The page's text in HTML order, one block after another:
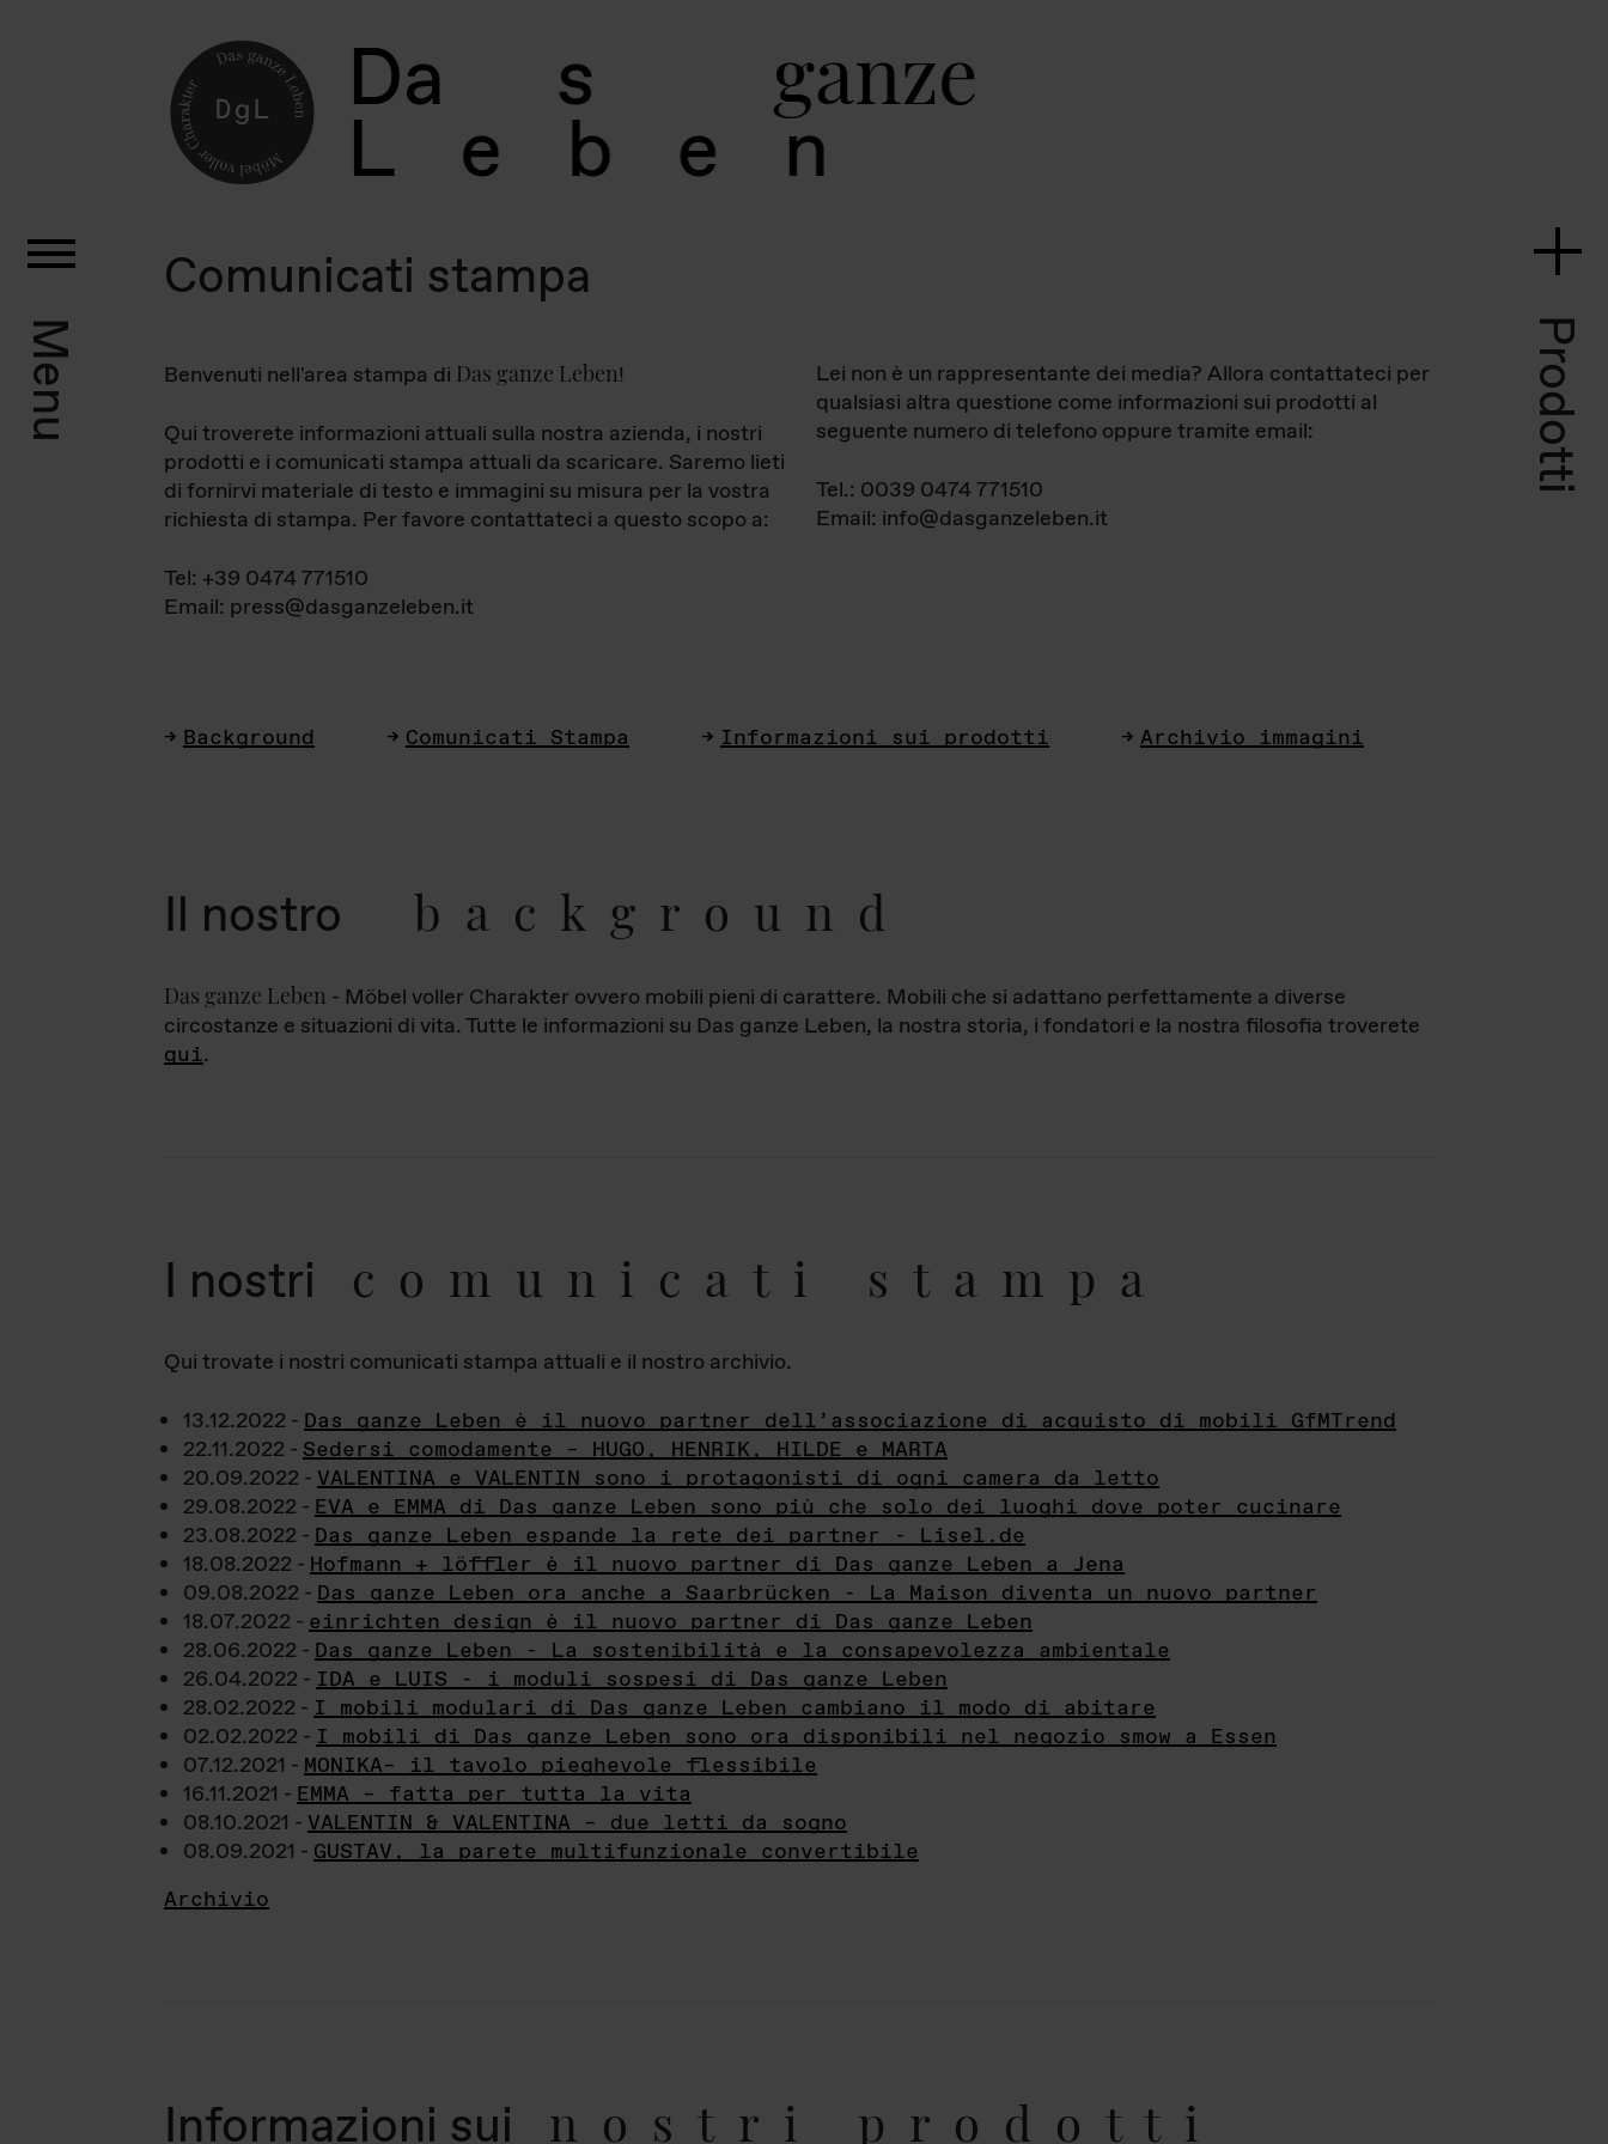
Da s ganz
L e b e
Menu Prodotti
Comunicati stampa
Benvenuti nell'area stampa di Das ganze Leben!
Qui troverete informazioni attuali sulla nostra azienda, i nostri
prodotti e i comunicati stampa attuali da scaricare. Saremo lieti
di fornirvi materiale di testo e immagini su misura per la vostra
richiesta di stampa. Per favore contattateci a questo scopo a:
Tel: +39 0474 771510
Email: press@dasganzeleben.it
Lei non è un rappresentante dei media? Allora contattateci per
qualsiasi altra questione come informazioni sui prodotti al
seguente numero di telefono oppure tramite email:
Tel.: 0039 0474 771510
Email: info@dasganzeleben.it
Background Comunicati Stampa Informazioni sui prodotti Archivio immagini
Il nostro background
Das ganze Leben - Möbel voller Charakter ovvero mobili pieni di carattere. Mobili che si adattano perfettamente a diverse
circostanze e situazioni di vita. Tutte le informazioni su Das ganze Leben, la nostra storia, i fondatori e la nostra filosofia troverete
qui.
I nostri comunicati stampa
Qui trovate i nostri comunicati stampa attuali e il nostro archivio.
13.12.2022 - Das ganze Leben è il nuovo partner dell’associazione di acquisto di mobili GfMTrend
22.11.2022 - Sedersi comodamente – HUGO, HENRIK, HILDE e MARTA
20.09.2022 - VALENTINA e VALENTIN sono i protagonisti di ogni camera da letto
29.08.2022 - EVA e EMMA di Das ganze Leben sono più che solo dei luoghi dove poter cucinare
23.08.2022 - Das ganze Leben espande la rete dei partner - Lisel.de
18.08.2022 - Hofmann + löffler è il nuovo partner di Das ganze Leben a Jena
09.08.2022 - Das ganze Leben ora anche a Saarbrücken - La Maison diventa un nuovo partner
18.07.2022 - einrichten design è il nuovo partner di Das ganze Leben
28.06.2022 - Das ganze Leben - La sostenibilità e la consapevolezza ambientale
26.04.2022 - IDA e LUIS - i moduli sospesi di Das ganze Leben
28.02.2022 - I mobili modulari di Das ganze Leben cambiano il modo di abitare
02.02.2022 - I mobili di Das ganze Leben sono ora disponibili nel negozio smow a Essen
07.12.2021 - MONIKA– il tavolo pieghevole flessibile
16.11.2021 - EMMA – fatta per tutta la vita
08.10.2021 - VALENTIN & VALENTINA – due letti da sogno
08.09.2021 - GUSTAV, la parete multifunzionale convertibile
Archivio
Informazioni sui nostri prodotti